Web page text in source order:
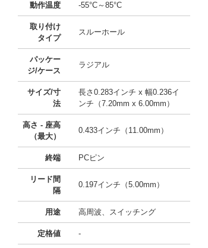
動作温度 -55°C～85°C
取り付け
タイプ
スルーホール
パッケー
ジ/ケース
ラジアル
サイズ/寸
法
長さ0.283インチ x 幅0.236イ
ンチ（7.20mm x 6.00mm）
高さ - 座高
（最大）
0.433インチ（11.00mm）
終端 PCピン
リード間
隔
0.197インチ（5.00mm）
用途 高周波、スイッチング
定格値 -